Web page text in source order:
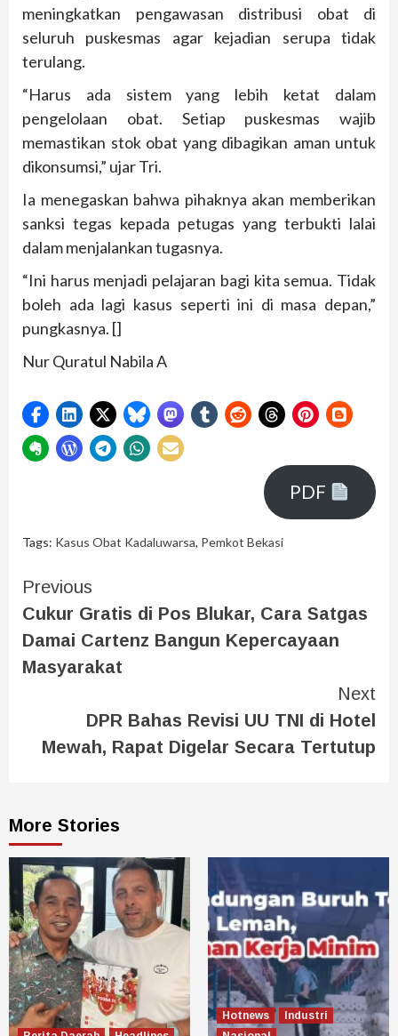
meningkatkan pengawasan distribusi obat di
seluruh puskesmas agar kejadian serupa tidak
terulang.
“Harus ada sistem yang lebih ketat dalam
pengelolaan obat. Setiap puskesmas wajib
memastikan stok obat yang dibagikan aman untuk
dikonsumsi,” ujar Tri.
Ia menegaskan bahwa pihaknya akan memberikan
sanksi tegas kepada petugas yang terbukti lalai
dalam menjalankan tugasnya.
“Ini harus menjadi pelajaran bagi kita semua. Tidak
boleh ada lagi kasus seperti ini di masa depan,”
pungkasnya. []
Nur Quratul Nabila A
PDF
Tags: Kasus Obat Kadaluwarsa, Pemkot Bekasi
Previous
Cukur Gratis di Pos Blukar, Cara Satgas
Damai Cartenz Bangun Kepercayaan
Masyarakat
Next
DPR Bahas Revisi UU TNI di Hotel
Mewah, Rapat Digelar Secara Tertutup
More Stories
Hotnews
Industri